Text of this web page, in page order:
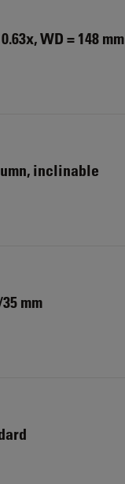
WD = 148 mm
inclinable
mm